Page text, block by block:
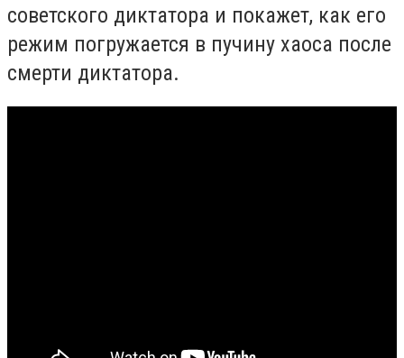
советского диктатора и покажет, как его
режим погружается в пучину хаоса после
смерти диктатора.